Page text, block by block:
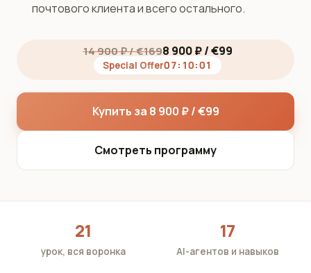
почтового клиента и всего остального.
14 900 ₽ / €1698 900 ₽ / €99
Special Offer07:10:00
Купить за 8 900 ₽ / €99
Смотреть программу
21
урок, вся воронка
17
AI-агентов и навыков